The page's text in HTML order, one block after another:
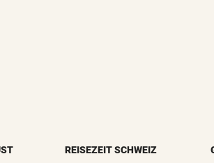
REISEZEIT SCHWEIZ